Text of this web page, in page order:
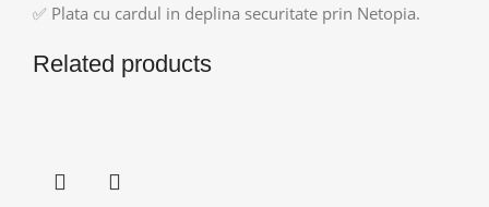
✅ Plata cu cardul in deplina securitate prin Netopia.
Related products